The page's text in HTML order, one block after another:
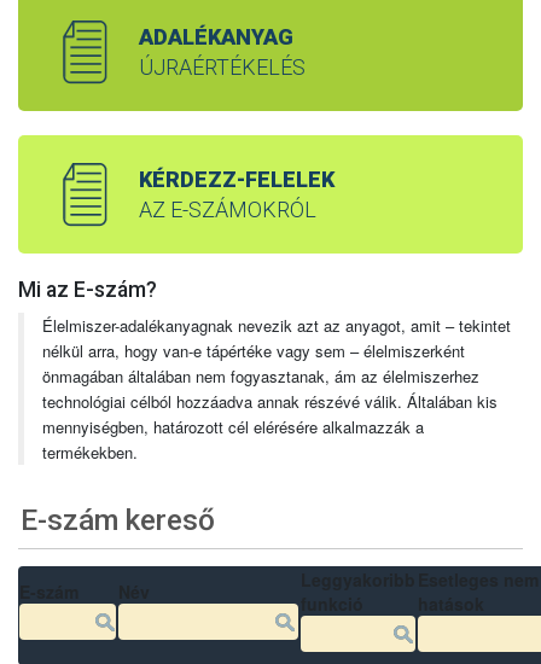
ADALÉKANYAG
ÚJRAÉRTÉKELÉS
KÉRDEZZ-FELELEK
AZ E-SZÁMOKRÓL
Mi az E-szám?
Élelmiszer-adalékanyagnak nevezik azt az anyagot, amit – tekintet
nélkül arra, hogy van-e tápértéke vagy sem – élelmiszerként
önmagában általában nem fogyasztanak, ám az élelmiszerhez
technológiai célból hozzáadva annak részévé válik. Általában kis
mennyiségben, határozott cél elérésére alkalmazzák a
termékekben.
E-szám kereső